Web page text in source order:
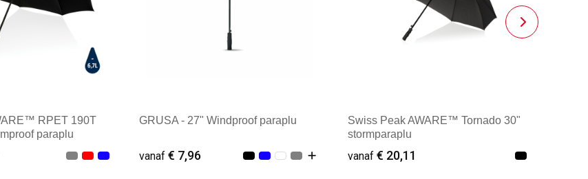
RPET 190T
paraplu
GRUSA - 27" Windproof paraplu
vanaf € 7,96
Swiss Peak AWARE™ Tornado 30"
stormparaplu
vanaf € 20,11